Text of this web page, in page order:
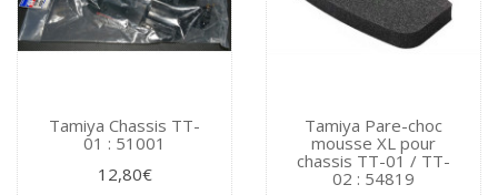
Tamiya Chassis TT-
01 : 51001
12,80€
Tamiya Pare-choc
mousse XL pour
chassis TT-01 / TT-
02 : 54819